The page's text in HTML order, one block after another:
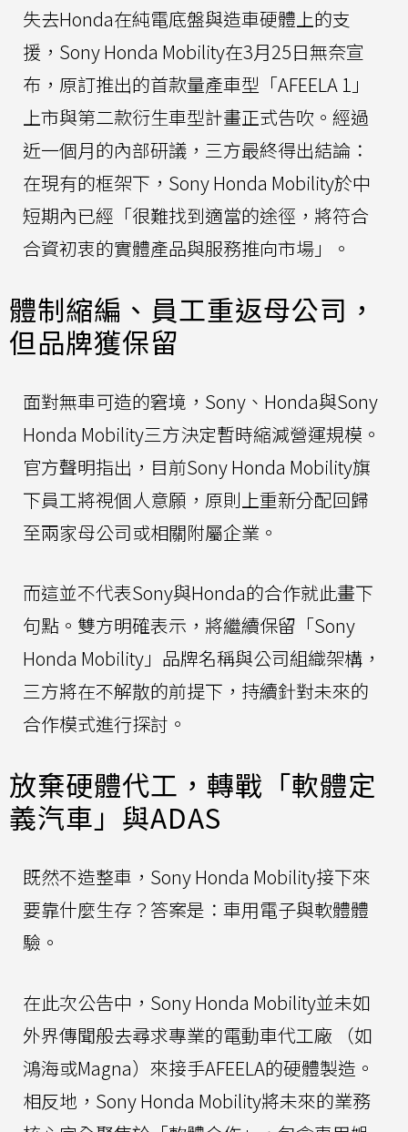
失去Honda在純電底盤與造車硬體上的支
援，Sony Honda Mobility在3月25日無奈宣
布，原訂推出的首款量產車型「AFEELA 1」
上市與第二款衍生車型計畫正式告吹。經過
近一個月的內部研議，三方最終得出結論：
在現有的框架下，Sony Honda Mobility於中
短期內已經「很難找到適當的途徑，將符合
合資初衷的實體產品與服務推向市場」。
體制縮編、員工重返母公司，
但品牌獲保留
面對無車可造的窘境，Sony、Honda與Sony
Honda Mobility三方決定暫時縮減營運規模。
官方聲明指出，目前Sony Honda Mobility旗
下員工將視個人意願，原則上重新分配回歸
至兩家母公司或相關附屬企業。
而這並不代表Sony與Honda的合作就此畫下
句點。雙方明確表示，將繼續保留「Sony
Honda Mobility」品牌名稱與公司組織架構，
三方將在不解散的前提下，持續針對未來的
合作模式進行探討。
放棄硬體代工，轉戰「軟體定
義汽車」與ADAS
既然不造整車，Sony Honda Mobility接下來
要靠什麼生存？答案是：車用電子與軟體體
驗。
在此次公告中，Sony Honda Mobility並未如
外界傳聞般去尋求專業的電動車代工廠 （如
鴻海或Magna）來接手AFEELA的硬體製造。
相反地，Sony Honda Mobility將未來的業務